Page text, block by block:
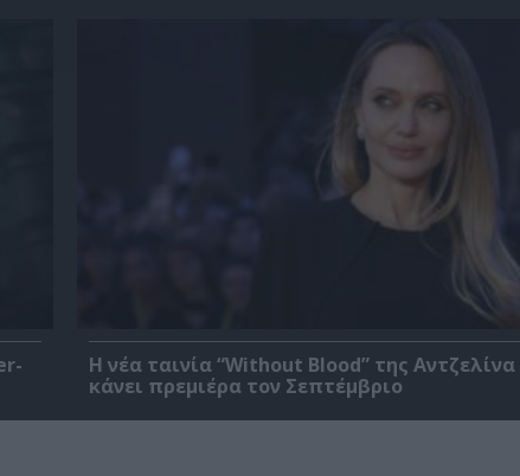
Η νέα ταινία “Without Blood” της
κάνει πρεμιέρα τον Σεπτέμβριο